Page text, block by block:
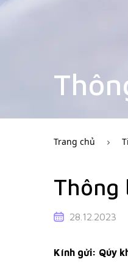
Trang chủ
Thông
28.12.2023
Kính gửi: Qúy